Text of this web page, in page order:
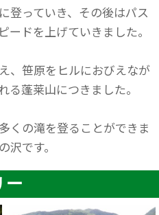
登っていき、その後はパス
ードを上げていきました。
、笹原をヒルにおびえなが
る蓬莱山につきました。
くの滝を登ることができま
です。
ー